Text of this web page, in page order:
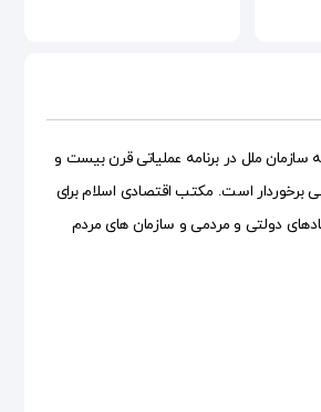
ملل در برنامه عملیاتی قرن بیست و
برخوردار است. مکتب اقتصادی اسلام برای
دولتی و مردمی و سازمان های مردم